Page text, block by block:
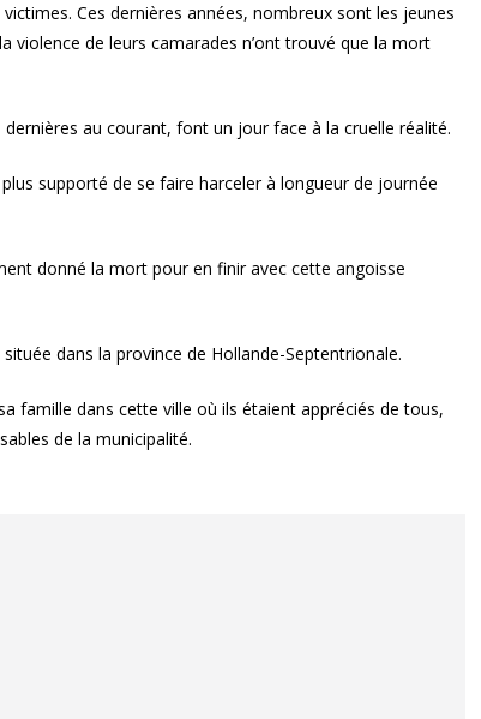
Ces dernières années, nombreux sont les jeunes
violence de leurs camarades n’ont trouvé que la mort
au courant, font un jour face à la cruelle réalité.
supporté de se faire harceler à longueur de journée
donné la mort pour en finir avec cette angoisse
dans la province de Hollande-Septentrionale.
famille dans cette ville où ils étaient appréciés de tous,
de la municipalité.